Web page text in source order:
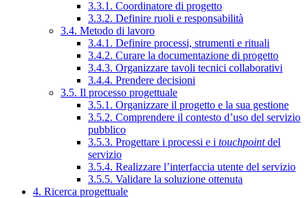
3.3.1. Coordinatore di progetto
3.3.2. Definire ruoli e responsabilità
3.4. Metodo di lavoro
3.4.1. Definire processi, strumenti e rituali
3.4.2. Curare la documentazione di progetto
3.4.3. Organizzare tavoli tecnici collaborativi
3.4.4. Prendere decisioni
3.5. Il processo progettuale
3.5.1. Organizzare il progetto e la sua gestione
3.5.2. Comprendere il contesto d’uso del servizio
pubblico
3.5.3. Progettare i processi e i touchpointdel
servizio
3.5.4. Realizzare l’interfaccia utente del servizio
3.5.5. Validare la soluzione ottenuta
4. Ricerca progettuale